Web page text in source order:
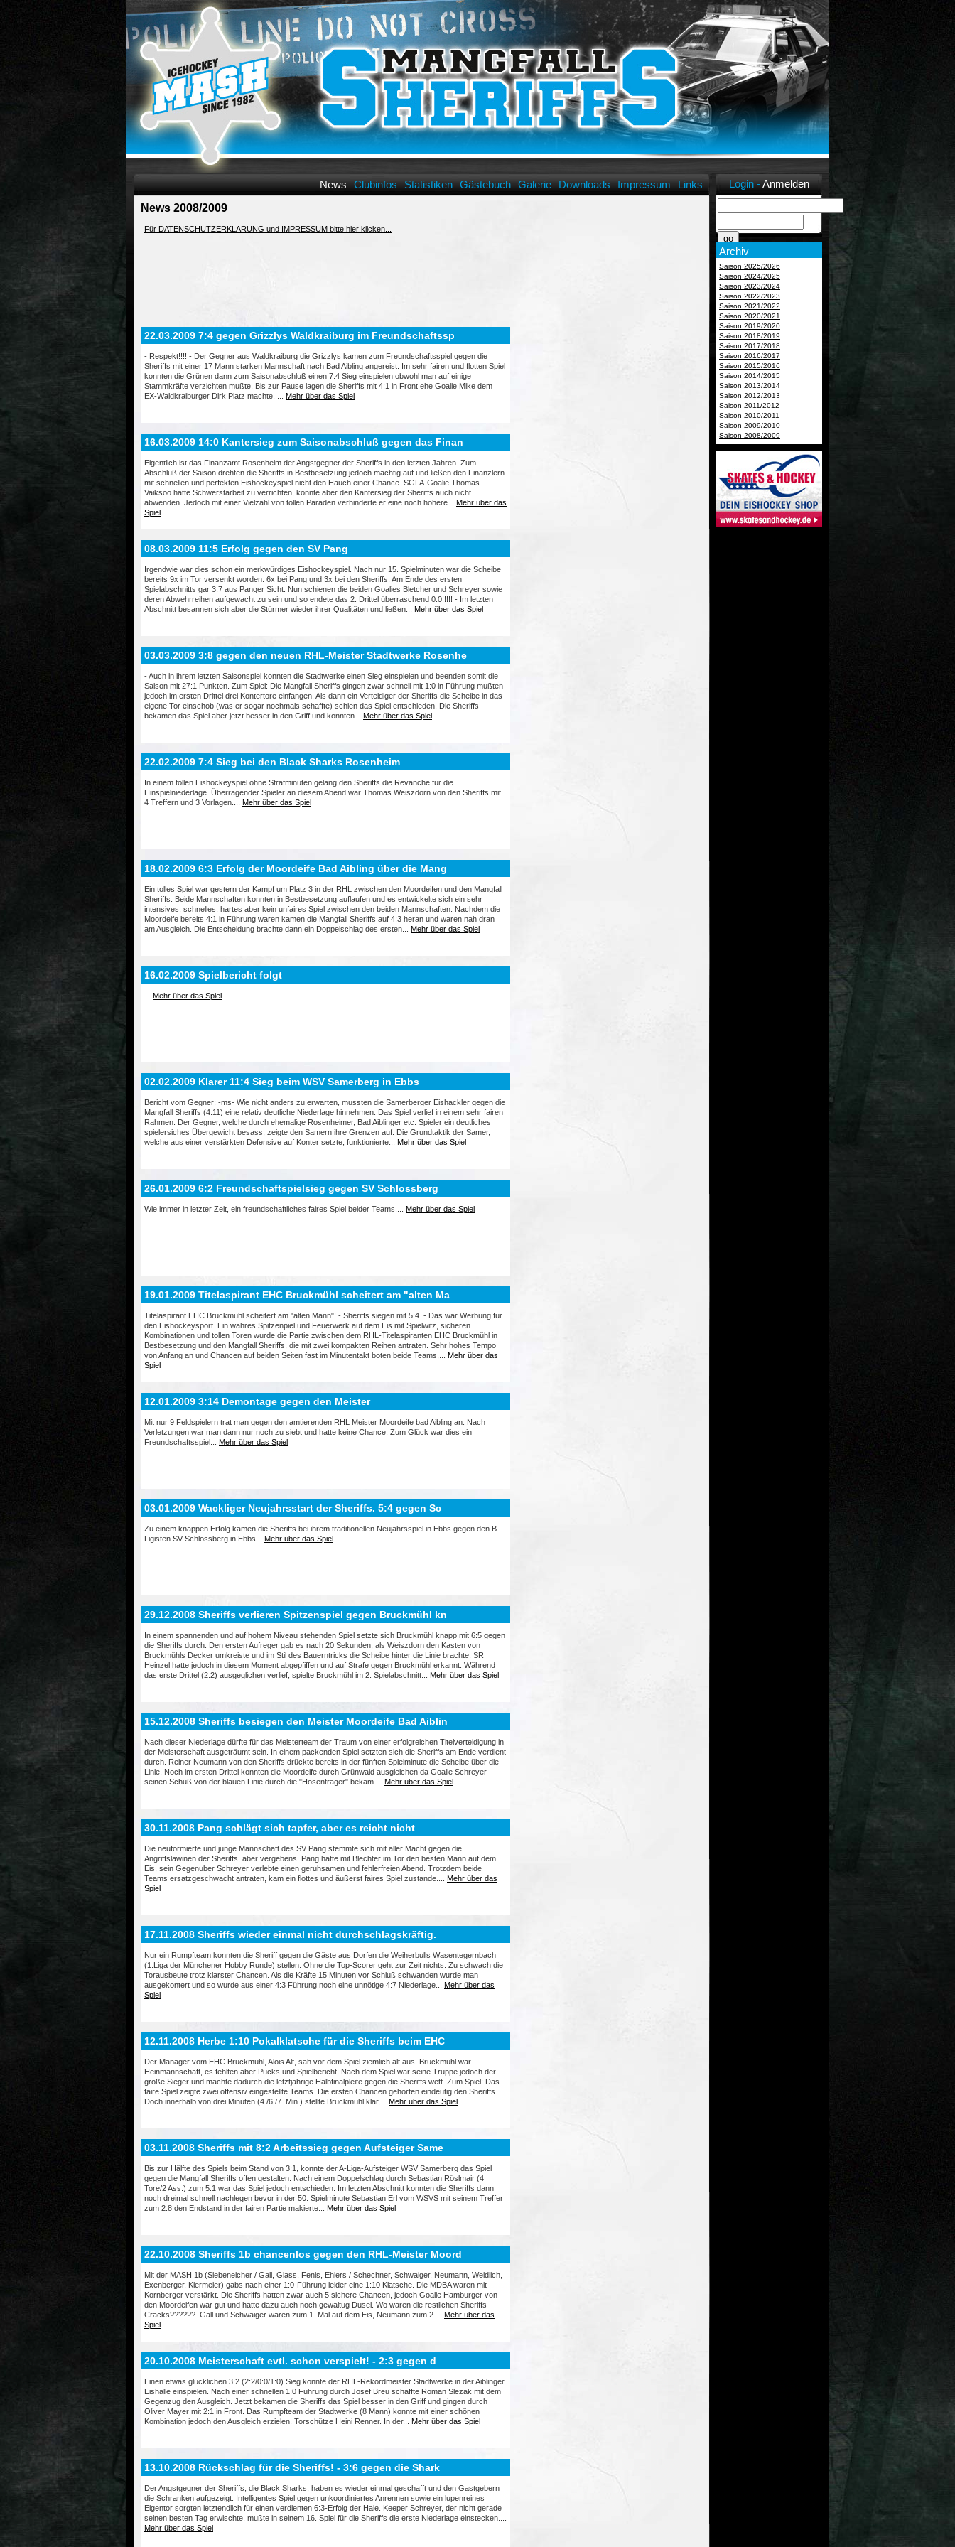
News Clubinfos Statistiken Gästebuch Galerie Downloads Impressum Links
News 2008/2009
Für DATENSCHUTZERKLÄRUNG und IMPRESSUM bitte hier klicken...
22.03.2009 7:4 gegen Grizzlys Waldkraiburg im Freundschaftssp
- Respekt!!!! - Der Gegner aus Waldkraiburg die Grizzlys kamen zum Freundschaftsspiel gegen die
Sheriffs mit einer 17 Mann starken Mannschaft nach Bad Aibling angereist. Im sehr fairen und flotten Spiel
konnten die Grünen dann zum Saisonabschluß einen 7:4 Sieg einspielen obwohl man auf einige
Stammkräfte verzichten mußte. Bis zur Pause lagen die Sheriffs mit 4:1 in Front ehe Goalie Mike dem
EX-Waldkraiburger Dirk Platz machte. ... Mehr über das Spiel
16.03.2009 14:0 Kantersieg zum Saisonabschluß gegen das Finan
Eigentlich ist das Finanzamt Rosenheim der Angstgegner der Sheriffs in den letzten Jahren. Zum
Abschluß der Saison drehten die Sheriffs in Bestbesetzung jedoch mächtig auf und ließen den Finanzlern
mit schnellen und perfekten Eishockeyspiel nicht den Hauch einer Chance. SGFA-Goalie Thomas
Vaiksoo hatte Schwerstarbeit zu verrichten, konnte aber den Kantersieg der Sheriffs auch nicht
abwenden. Jedoch mit einer Vielzahl von tollen Paraden verhinderte er eine noch höhere... Mehr über das
Spiel
08.03.2009 11:5 Erfolg gegen den SV Pang
Irgendwie war dies schon ein merkwürdiges Eishockeyspiel. Nach nur 15. Spielminuten war die Scheibe
bereits 9x im Tor versenkt worden. 6x bei Pang und 3x bei den Sheriffs. Am Ende des ersten
Spielabschnitts gar 3:7 aus Panger Sicht. Nun schienen die beiden Goalies Bletcher und Schreyer sowie
deren Abwehrreihen aufgewacht zu sein und so endete das 2. Drittel überraschend 0:0!!!!! - Im letzten
Abschnitt besannen sich aber die Stürmer wieder ihrer Qualitäten und ließen... Mehr über das Spiel
03.03.2009 3:8 gegen den neuen RHL-Meister Stadtwerke Rosenhe
- Auch in ihrem letzten Saisonspiel konnten die Stadtwerke einen Sieg einspielen und beenden somit die
Saison mit 27:1 Punkten. Zum Spiel: Die Mangfall Sheriffs gingen zwar schnell mit 1:0 in Führung mußten
jedoch im ersten Drittel drei Kontertore einfangen. Als dann ein Verteidiger der Sheriffs die Scheibe in das
eigene Tor einschob (was er sogar nochmals schaffte) schien das Spiel entschieden. Die Sheriffs
bekamen das Spiel aber jetzt besser in den Griff und konnten... Mehr über das Spiel
22.02.2009 7:4 Sieg bei den Black Sharks Rosenheim
In einem tollen Eishockeyspiel ohne Strafminuten gelang den Sheriffs die Revanche für die
Hinspielniederlage. Überragender Spieler an diesem Abend war Thomas Weiszdorn von den Sheriffs mit
4 Treffern und 3 Vorlagen.... Mehr über das Spiel
18.02.2009 6:3 Erfolg der Moordeife Bad Aibling über die Mang
Ein tolles Spiel war gestern der Kampf um Platz 3 in der RHL zwischen den Moordeifen und den Mangfall
Sheriffs. Beide Mannschaften konnten in Bestbesetzung auflaufen und es entwickelte sich ein sehr
intensives, schnelles, hartes aber kein unfaires Spiel zwischen den beiden Mannschaften. Nachdem die
Moordeife bereits 4:1 in Führung waren kamen die Mangfall Sheriffs auf 4:3 heran und waren nah dran
am Ausgleich. Die Entscheidung brachte dann ein Doppelschlag des ersten... Mehr über das Spiel
16.02.2009 Spielbericht folgt
Mehr über das Spiel
02.02.2009 Klarer 11:4 Sieg beim WSV Samerberg in Ebbs
Bericht vom Gegner: -ms- Wie nicht anders zu erwarten, mussten die Samerberger Eishackler gegen die
Mangfall Sheriffs (4:11) eine relativ deutliche Niederlage hinnehmen. Das Spiel verlief in einem sehr fairen
Rahmen. Der Gegner, welche durch ehemalige Rosenheimer, Bad Aiblinger etc. Spieler ein deutliches
spielersiches Übergewicht besass, zeigte den Samern ihre Grenzen auf. Die Grundtaktik der Samer,
welche aus einer verstärkten Defensive auf Konter setzte, funktionierte... Mehr über das Spiel
26.01.2009 6:2 Freundschaftspielsieg gegen SV Schlossberg
Wie immer in letzter Zeit, ein freundschaftliches faires Spiel beider Teams.... Mehr über das Spiel
19.01.2009 Titelaspirant EHC Bruckmühl scheitert am "alten Ma
Titelaspirant EHC Bruckmühl scheitert am "alten Mann"! - Sheriffs siegen mit 5:4. - Das war Werbung für
den Eishockeysport. Ein wahres Spitzenpiel und Feuerwerk auf dem Eis mit Spielwitz, sicheren
Kombinationen und tollen Toren wurde die Partie zwischen dem RHL-Titelaspiranten EHC Bruckmühl in
Bestbesetzung und den Mangfall Sheriffs, die mit zwei kompakten Reihen antraten. Sehr hohes Tempo
von Anfang an und Chancen auf beiden Seiten fast im Minutentakt boten beide Teams,... Mehr über das
Spiel
12.01.2009 3:14 Demontage gegen den Meister
Mit nur 9 Feldspielern trat man gegen den amtierenden RHL Meister Moordeife bad Aibling an. Nach
Verletzungen war man dann nur noch zu siebt und hatte keine Chance. Zum Glück war dies ein
Freundschaftsspiel... Mehr über das Spiel
03.01.2009 Wackliger Neujahrsstart der Sheriffs. 5:4 gegen Sc
Zu einem knappen Erfolg kamen die Sheriffs bei ihrem traditionellen Neujahrsspiel in Ebbs gegen den B-
Ligisten SV Schlossberg in Ebbs... Mehr über das Spiel
29.12.2008 Sheriffs verlieren Spitzenspiel gegen Bruckmühl kn
In einem spannenden und auf hohem Niveau stehenden Spiel setzte sich Bruckmühl knapp mit 6:5 gegen
die Sheriffs durch. Den ersten Aufreger gab es nach 20 Sekunden, als Weiszdorn den Kasten von
Bruckmühls Decker umkreiste und im Stil des Bauerntricks die Scheibe hinter die Linie brachte. SR
Heinzel hatte jedoch in diesem Moment abgepfiffen und auf Strafe gegen Bruckmühl erkannt. Während
das erste Drittel (2:2) ausgeglichen verlief, spielte Bruckmühl im 2. Spielabschnitt... Mehr über das Spiel
15.12.2008 Sheriffs besiegen den Meister Moordeife Bad Aiblin
Nach dieser Niederlage dürfte für das Meisterteam der Traum von einer erfolgreichen Titelverteidigung in
der Meisterschaft ausgeträumt sein. In einem packenden Spiel setzten sich die Sheriffs am Ende verdient
durch. Reiner Neumann von den Sheriffs drückte bereits in der fünften Spielminute die Scheibe über die
Linie. Noch im ersten Drittel konnten die Moordeife durch Grünwald ausgleichen da Goalie Schreyer
seinen Schuß von der blauen Linie durch die "Hosenträger" bekam.... Mehr über das Spiel
30.11.2008 Pang schlägt sich tapfer, aber es reicht nicht
Die neuformierte und junge Mannschaft des SV Pang stemmte sich mit aller Macht gegen die
Angriffslawinen der Sheriffs, aber vergebens. Pang hatte mit Blechter im Tor den besten Mann auf dem
Eis, sein Gegenuber Schreyer verlebte einen geruhsamen und fehlerfreien Abend. Trotzdem beide
Teams ersatzgeschwacht antraten, kam ein flottes und äußerst faires Spiel zustande.... Mehr über das
Spiel
17.11.2008 Sheriffs wieder einmal nicht durchschlagskräftig.
Nur ein Rumpfteam konnten die Sheriff gegen die Gäste aus Dorfen die Weiherbulls Wasentegernbach
(1.Liga der Münchener Hobby Runde) stellen. Ohne die Top-Scorer geht zur Zeit nichts. Zu schwach die
Torausbeute trotz klarster Chancen. Als die Kräfte 15 Minuten vor Schluß schwanden wurde man
ausgekontert und so wurde aus einer 4:3 Führung noch eine unnötige 4:7 Niederlage... Mehr über das
Spiel
12.11.2008 Herbe 1:10 Pokalklatsche für die Sheriffs beim EHC
Der Manager vom EHC Bruckmühl, Alois Alt, sah vor dem Spiel ziemlich alt aus. Bruckmühl war
Heinmannschaft, es fehlten aber Pucks und Spielbericht. Nach dem Spiel war seine Truppe jedoch der
große Sieger und machte dadurch die letztjährige Halbfinalpleite gegen die Sheriffs wett. Zum Spiel: Das
faire Spiel zeigte zwei offensiv eingestellte Teams. Die ersten Chancen gehörten eindeutig den Sheriffs.
Doch innerhalb von drei Minuten (4./6./7. Min.) stellte Bruckmühl klar,... Mehr über das Spiel
03.11.2008 Sheriffs mit 8:2 Arbeitssieg gegen Aufsteiger Same
Bis zur Hälfte des Spiels beim Stand von 3:1, konnte der A-Liga-Aufsteiger WSV Samerberg das Spiel
gegen die Mangfall Sheriffs offen gestalten. Nach einem Doppelschlag durch Sebastian Röslmair (4
Tore/2 Ass.) zum 5:1 war das Spiel jedoch entschieden. Im letzten Abschnitt konnten die Sheriffs dann
noch dreimal schnell nachlegen bevor in der 50. Spielminute Sebastian Erl vom WSVS mit seinem Treffer
zum 2:8 den Endstand in der fairen Partie makierte... Mehr über das Spiel
22.10.2008 Sheriffs 1b chancenlos gegen den RHL-Meister Moord
Mit der MASH 1b (Siebeneicher / Gall, Glass, Fenis, Ehlers / Schechner, Schwaiger, Neumann, Weidlich,
Exenberger, Kiermeier) gabs nach einer 1:0-Führung leider eine 1:10 Klatsche. Die MDBA waren mit
Kornberger verstärkt. Die Sheriffs hatten zwar auch 5 sichere Chancen, jedoch Goalie Hamburger von
den Moordeifen war gut und hatte dazu auch noch gewaltug Dusel. Wo waren die restlichen Sheriffs-
Cracks??????. Gall und Schwaiger waren zum 1. Mal auf dem Eis, Neumann zum 2.... Mehr über das
Spiel
20.10.2008 Meisterschaft evtl. schon verspielt! - 2:3 gegen d
Einen etwas glücklichen 3:2 (2:2/0:0/1:0) Sieg konnte der RHL-Rekordmeister Stadtwerke in der Aiblinger
Eishalle einspielen. Nach einer schnellen 1:0 Führung durch Josef Breu schaffte Roman Slezak mit dem
Gegenzug den Ausgleich. Jetzt bekamen die Sheriffs das Spiel besser in den Griff und gingen durch
Oliver Mayer mit 2:1 in Front. Das Rumpfteam der Stadtwerke (8 Mann) konnte mit einer schönen
Kombination jedoch den Ausgleich erzielen. Torschütze Heini Renner. In der... Mehr über das Spiel
13.10.2008 Rückschlag für die Sheriffs! - 3:6 gegen die Shark
Der Angstgegner der Sheriffs, die Black Sharks, haben es wieder einmal geschafft und den Gastgebern
die Schranken aufgezeigt. Intelligentes Spiel gegen unkoordiniertes Anrennen sowie ein lupenreines
Eigentor sorgten letztendlich für einen verdienten 6:3-Erfolg der Haie. Keeper Schreyer, der nicht gerade
seinen besten Tag erwischte, mußte in seinem 16. Spiel für die Sheriffs die erste Niederlage einstecken....
Mehr über das Spiel
Login -Anmelden
Archiv
Saison 2025/2026
Saison 2024/2025
Saison 2023/2024
Saison 2022/2023
Saison 2021/2022
Saison 2020/2021
Saison 2019/2020
Saison 2018/2019
Saison 2017/2018
Saison 2016/2017
Saison 2015/2016
Saison 2014/2015
Saison 2013/2014
Saison 2012/2013
Saison 2011/2012
Saison 2010/2011
Saison 2009/2010
Saison 2008/2009